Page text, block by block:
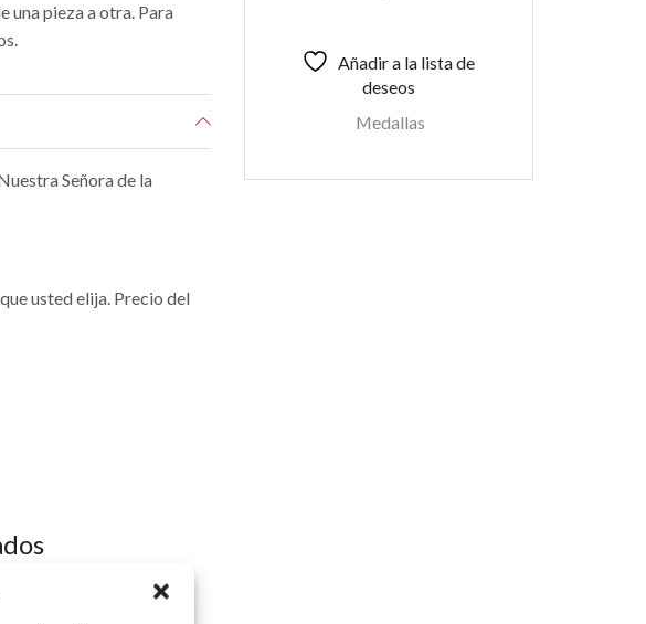
Añadir a la lista de
deseos
Medallas
una pieza a otra. Para
Señora de la
usted elija. Precio del